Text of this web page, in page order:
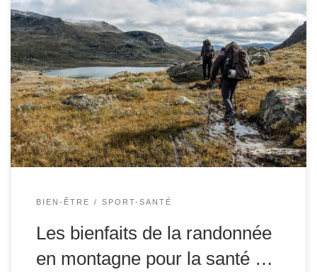
La randonnée en montagne est bien plus qu’une simple
activité de plein air ; elle représente une formidable
opportunité de renforcer sa santé physique et mentale.
Parmi les nombreux avantages de cette activité, ses
effets bénéfiques sur la santé cardiovasculaire se
distinguent particulièrement. En effet, la combinaison de
l’effort physique, […]
BIEN-ÊTRE SPORT-SANTÉ
Les bienfaits de la randonnée
en montagne pour la santé …